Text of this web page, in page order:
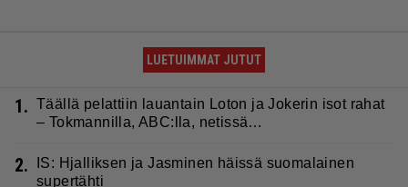
LUETUIMMAT JUTUT
1. Täällä pelattiin lauantain Loton ja Jokerin isot rahat
– Tokmannilla, ABC:lla, netissä…
2.
IS: Hjalliksen ja Jasminen häissä suomalainen
supertähti